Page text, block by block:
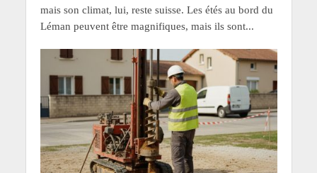
mais son climat, lui, reste suisse. Les étés au bord du
Léman peuvent être magnifiques, mais ils sont...